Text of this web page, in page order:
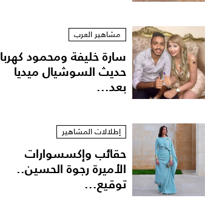
مشاهير العرب
سارة خليفة ومحمود كهربا
حديث السوشيال ميديا
بعد...
إطلالات المشاهير
حقائب وإكسسوارات
الأميرة رجوة الحسين..
توقيع...